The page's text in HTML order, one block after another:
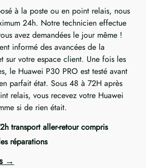
à la poste ou en point relais, nous
24h. Notre technicien effectue
avez demandées le jour même !
informé des avancées de la
sur votre espace client. Une fois les
le Huawei P30 PRO est testé avant
parfait état. Sous 48 à 72H après
relais, vous recevez votre Huawei
si de rien était.
transport aller-retour compris
réparations